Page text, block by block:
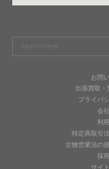
お問
出張買取・
プライバ
会
利
特定商取引
古物営業法の
採
サイ